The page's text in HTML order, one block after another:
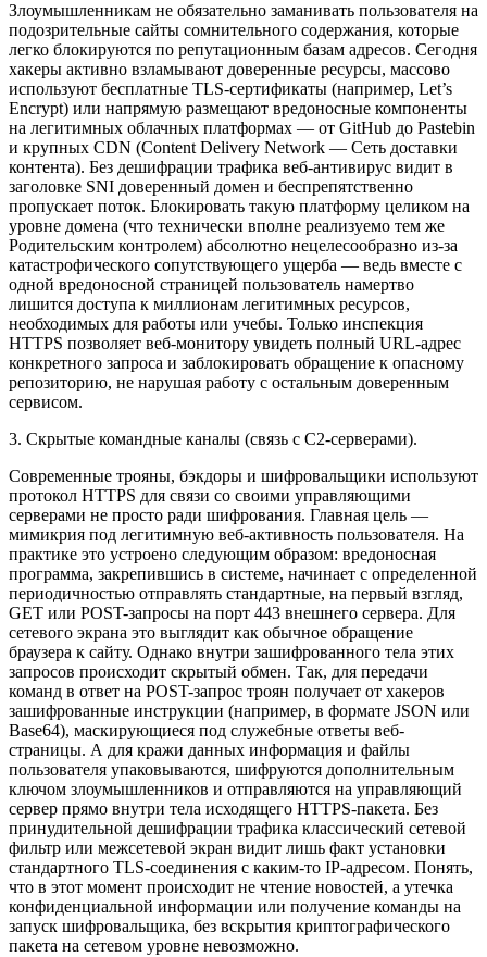
Злоумышленникам не обязательно заманивать пользователя на
подозрительные сайты сомнительного содержания, которые
легко блокируются по репутационным базам адресов. Сегодня
хакеры активно взламывают доверенные ресурсы, массово
используют бесплатные TLS-сертификаты (например, Let’s
Encrypt) или напрямую размещают вредоносные компоненты
на легитимных облачных платформах — от GitHub до Pastebin
и крупных CDN (Content Delivery Network — Сеть доставки
контента). Без дешифрации трафика веб-антивирус видит в
заголовке SNI доверенный домен и беспрепятственно
пропускает поток. Блокировать такую платформу целиком на
уровне домена (что технически вполне реализуемо тем же
Родительским контролем) абсолютно нецелесообразно из-за
катастрофического сопутствующего ущерба — ведь вместе с
одной вредоносной страницей пользователь намертво
лишится доступа к миллионам легитимных ресурсов,
необходимых для работы или учебы. Только инспекция
HTTPS позволяет веб-монитору увидеть полный URL-адрес
конкретного запроса и заблокировать обращение к опасному
репозиторию, не нарушая работу с остальным доверенным
сервисом.
3. Скрытые командные каналы (связь с C2-серверами).
Современные трояны, бэкдоры и шифровальщики используют
протокол HTTPS для связи со своими управляющими
серверами не просто ради шифрования. Главная цель —
мимикрия под легитимную веб-активность пользователя. На
практике это устроено следующим образом: вредоносная
программа, закрепившись в системе, начинает с определенной
периодичностью отправлять стандартные, на первый взгляд,
GET или POST-запросы на порт 443 внешнего сервера. Для
сетевого экрана это выглядит как обычное обращение
браузера к сайту. Однако внутри зашифрованного тела этих
запросов происходит скрытый обмен. Так, для передачи
команд в ответ на POST-запрос троян получает от хакеров
зашифрованные инструкции (например, в формате JSON или
Base64), маскирующиеся под служебные ответы веб-
страницы. А для кражи данных информация и файлы
пользователя упаковываются, шифруются дополнительным
ключом злоумышленников и отправляются на управляющий
сервер прямо внутри тела исходящего HTTPS-пакета. Без
принудительной дешифрации трафика классический сетевой
фильтр или межсетевой экран видит лишь факт установки
стандартного TLS-соединения с каким-то IP-адресом. Понять,
что в этот момент происходит не чтение новостей, а утечка
конфиденциальной информации или получение команды на
запуск шифровальщика, без вскрытия криптографического
пакета на сетевом уровне невозможно.